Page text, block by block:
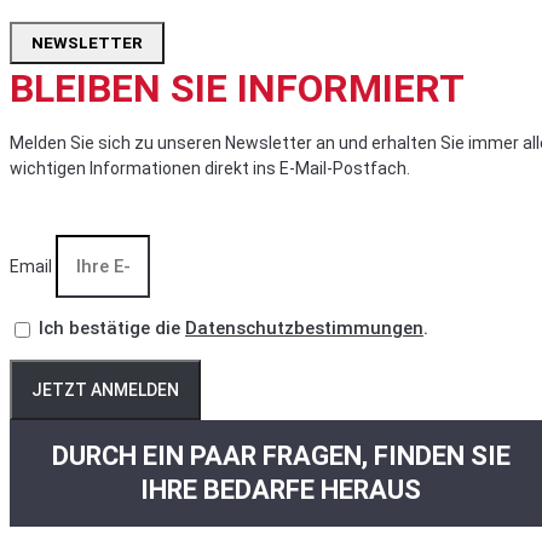
NEWSLETTER
BLEIBEN SIE INFORMIERT
Melden Sie sich zu unseren Newsletter an und erhalten Sie immer
wichtigen Informationen direkt ins E-Mail-Postfach.
Email
Ich bestätige die Datenschutzbestimmungen.
JETZT ANMELDEN
DURCH EIN PAAR FRAGEN, FINDEN SIE
IHRE BEDARFE HERAUS